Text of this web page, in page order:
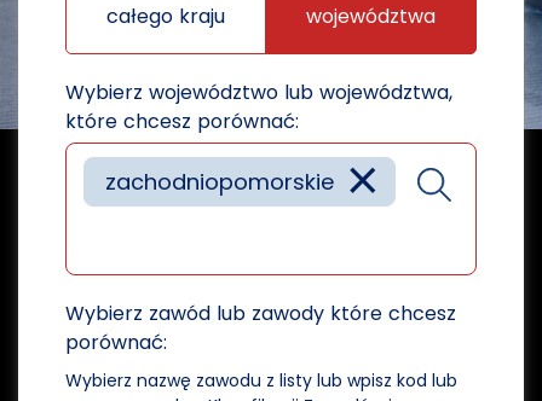
całego kraju województwa
Wybierz województwo lub województwa,
które chcesz porównać:
×
zachodniopomorskie
Wybierz zawód lub zawody które chcesz
porównać:
Wybierz nazwę zawodu z listy lub wpisz kod lub